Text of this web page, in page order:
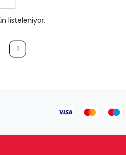
listeleniyor.
1